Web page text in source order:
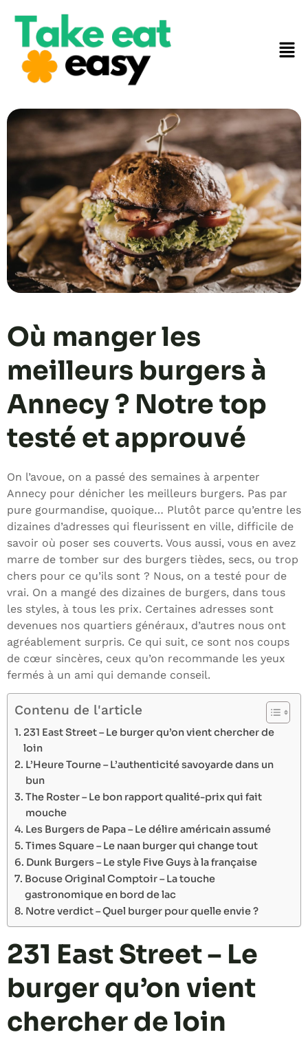
Où manger les
meilleurs burgers à
Annecy ? Notre top
testé et approuvé
On l’avoue, on a passé des semaines à arpenter
Annecy pour dénicher les meilleurs burgers. Pas par
pure gourmandise, quoique… Plutôt parce qu’entre les
dizaines d’adresses qui fleurissent en ville, difficile de
savoir où poser ses couverts. Vous aussi, vous en avez
marre de tomber sur des burgers tièdes, secs, ou trop
chers pour ce qu’ils sont ? Nous, on a testé pour de
vrai. On a mangé des dizaines de burgers, dans tous
les styles, à tous les prix. Certaines adresses sont
devenues nos quartiers généraux, d’autres nous ont
agréablement surpris. Ce qui suit, ce sont nos coups
de cœur sincères, ceux qu’on recommande les yeux
fermés à un ami qui demande conseil.
Contenu de l'article
231 East Street – Le burger qu’on vient chercher de
loin
L’Heure Tourne – L’authenticité savoyarde dans un
bun
The Roster – Le bon rapport qualité-prix qui fait
mouche
Les Burgers de Papa – Le délire américain assumé
Times Square – Le naan burger qui change tout
Dunk Burgers – Le style Five Guys à la française
Bocuse Original Comptoir – La touche
gastronomique en bord de lac
Notre verdict – Quel burger pour quelle envie ?
231 East Street – Le
burger qu’on vient
chercher de loin